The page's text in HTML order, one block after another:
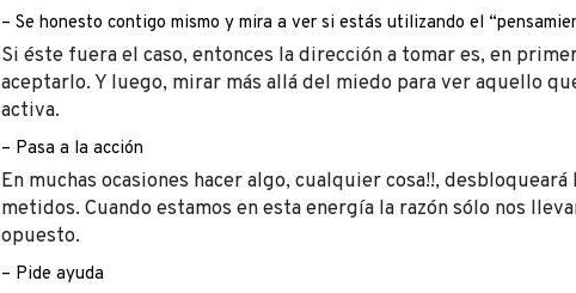
– Se honesto contigo mismo y mira a ver si estás utilizando el
Si éste fuera el caso, entonces la dirección a tomar es, en
aceptarlo. Y luego, mirar más allá del miedo para ver aquello
activa.
– Pasa a la acción
En muchas ocasiones hacer algo, cualquier cosa!!,
metidos. Cuando estamos en esta energía la razón sólo nos
opuesto.
– Pide ayuda